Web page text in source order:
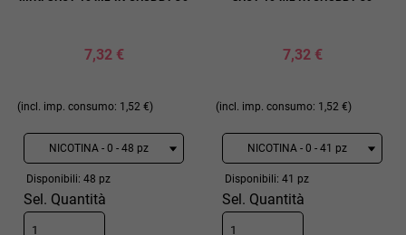
7,32 €
(incl. imp. consumo: 1,52 €)
Disponibili: 48 pz
Sel. Quantità
7,32 €
(incl. imp. consumo: 1,52 €)
Disponibili: 41 pz
Sel. Quantità